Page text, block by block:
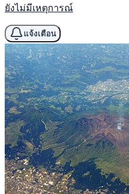
ยังไม่มีเหตุการณ์
แจ้งเตือน